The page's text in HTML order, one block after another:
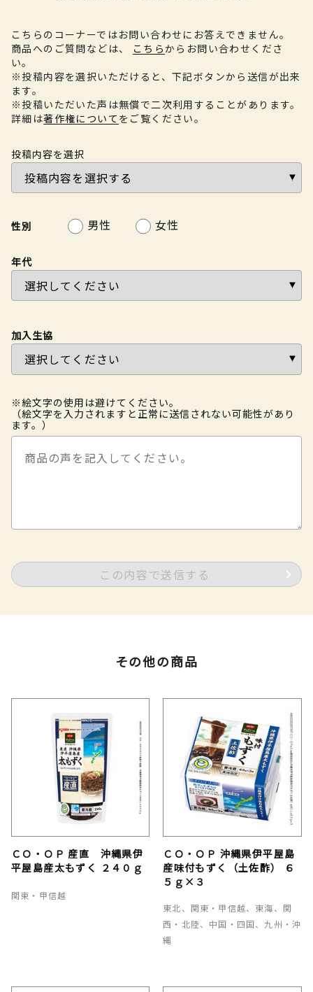
こちらのコーナーではお問い合わせにお答えできません。
商品へのご質問などは、
こちらからお問い合わせくださ
い。
※投稿内容を選択いただけると、下記ボタンから送信が出来
ます。
※投稿いただいた声は無償で二次利用することがあります。
詳細は著作権について をご覧ください。
投稿内容を選択
性別 男性 女性
年代
加入生協
※絵文字の使用は避けてください。
（絵文字を入力されますと正常に送信されない可能性があり
ます。）
この内容で送信する
その他の商品
ＣＯ・ＯＰ 産直 沖縄県伊
平屋島産太もずく ２４０ｇ
関東・甲信越
ＣＯ・ＯＰ 沖縄県伊平屋島
産味付もずく（土佐酢） ６
５ｇ×３
東北、関東・甲信越、東海、関
西・北陸、中国・四国、九州・沖
縄